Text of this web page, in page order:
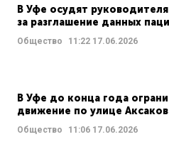
В Уфе осудят
за разглашение данных
Общество 11:22 17.06.2026
В Уфе до конца года
движение по улице
Общество 11:06 17.06.2026